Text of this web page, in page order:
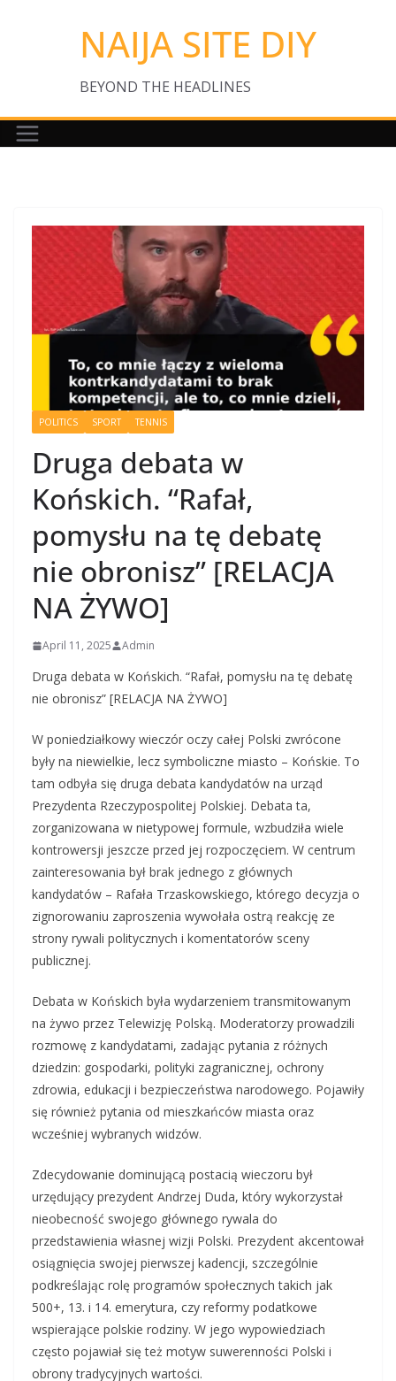
NAIJA SITE DIY
BEYOND THE HEADLINES
POLITICS SPORT TENNIS
Druga debata w
Końskich. “Rafał,
pomysłu na tę debatę
nie obronisz” [RELACJA
NA ŻYWO]
April 11, 2025 Admin
Druga debata w Końskich. “Rafał, pomysłu na tę debatę
nie obronisz” [RELACJA NA ŻYWO]
W poniedziałkowy wieczór oczy całej Polski zwrócone
były na niewielkie, lecz symboliczne miasto – Końskie. To
tam odbyła się druga debata kandydatów na urząd
Prezydenta Rzeczypospolitej Polskiej. Debata ta,
zorganizowana w nietypowej formule, wzbudziła wiele
kontrowersji jeszcze przed jej rozpoczęciem. W centrum
zainteresowania był brak jednego z głównych
kandydatów – Rafała Trzaskowskiego, którego decyzja o
zignorowaniu zaproszenia wywołała ostrą reakcję ze
strony rywali politycznych i komentatorów sceny
publicznej.
Debata w Końskich była wydarzeniem transmitowanym
na żywo przez Telewizję Polską. Moderatorzy prowadzili
rozmowę z kandydatami, zadając pytania z różnych
dziedzin: gospodarki, polityki zagranicznej, ochrony
zdrowia, edukacji i bezpieczeństwa narodowego. Pojawiły
się również pytania od mieszkańców miasta oraz
wcześniej wybranych widzów.
Zdecydowanie dominującą postacią wieczoru był
urzędujący prezydent Andrzej Duda, który wykorzystał
nieobecność swojego głównego rywala do
przedstawienia własnej wizji Polski. Prezydent akcentował
osiągnięcia swojej pierwszej kadencji, szczególnie
podkreślając rolę programów społecznych takich jak
500+, 13. i 14. emerytura, czy reformy podatkowe
wspierające polskie rodziny. W jego wypowiedziach
często pojawiał się też motyw suwerenności Polski i
obrony tradycyjnych wartości.